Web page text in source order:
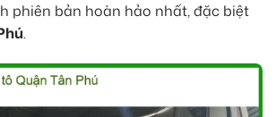
phiên bản hoàn hảo nhất, đặc biệt
.